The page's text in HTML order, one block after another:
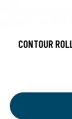
CONTOUR